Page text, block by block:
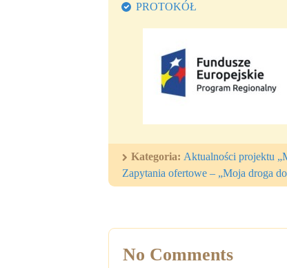
PROTOKÓŁ
Kategoria: Aktualności projektu
Zapytania ofertowe – „Moja droga
No Comments